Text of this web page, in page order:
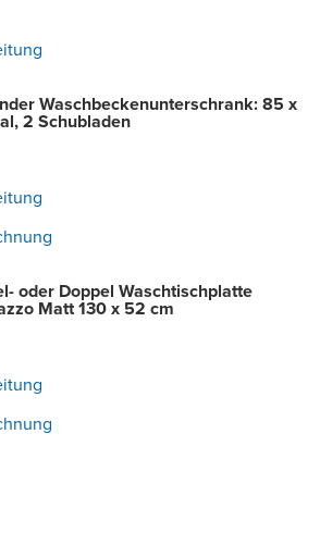
Waschbeckenunterschrank: 85 x
2 Schubladen
oder Doppel Waschtischplatte
Matt 130 x 52 cm